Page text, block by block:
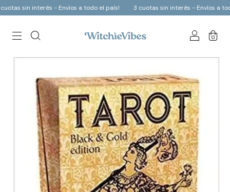
interés - Envíos a todo el país! 3 cuotas sin interés - Envíos a todo el
0